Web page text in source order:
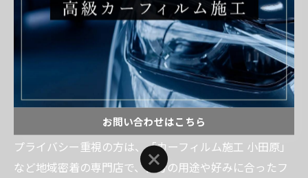
カーフィルム施工は、遮熱・断熱効果だけでなくプライ
バシー保護にも大きな役割を果たします。特に神奈川県
の都市部や人通りの多いエリアでは、外からの視線を遮
ることで車内の安全性と安心感が高まります。濃色タイ
プだけでなく、外観を損なわずに目隠し効果を発揮する
ミラーフィルムやグラデーションフィルムも人気です。
プライバシー重視の方は、「カーフィルム施工 小田原」
など地域密着の専門店で、自分の用途や好みに合ったフ
お問い合わせはこちら
お問い合わせはこちら